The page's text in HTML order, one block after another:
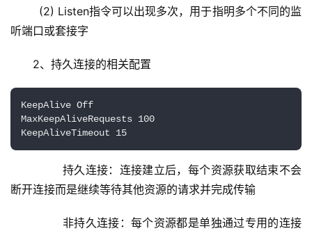
(2) Listen指令可以出现多次，用于指明多个不同的监
听端口或套接字
2、持久连接的相关配置
KeepAlive Off
MaxKeepAliveRequests 100
KeepAliveTimeout 15
持久连接：连接建立后，每个资源获取结束不会
断开连接而是继续等待其他资源的请求并完成传输
非持久连接：每个资源都是单独通过专用的连接